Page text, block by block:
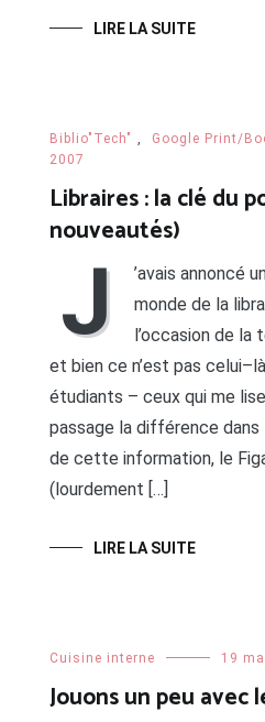
LIRE LA SUITE
Biblio"Tech" , Google Print/
2007
Libraires : la clé du
nouveautés)
J
’avais annoncé
monde de la
l’occasion de la
et bien ce n’est pas celui–là
étudiants – ceux qui me
passage la différence
de cette information, le
(lourdement […]
LIRE LA SUITE
Cuisine interne 19
Jouons un peu avec